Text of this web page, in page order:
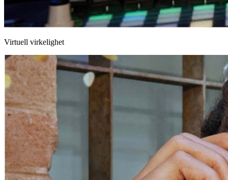
Virtuell virkelighet